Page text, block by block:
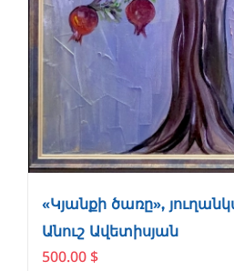
«Կյանքի ծառը»,
Անուշ Ավետիսյան
500.00 $